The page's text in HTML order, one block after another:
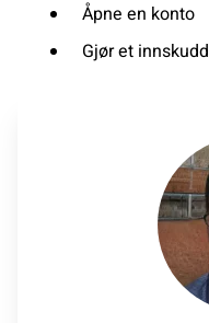
Åpne en konto
Gjør et innskudd